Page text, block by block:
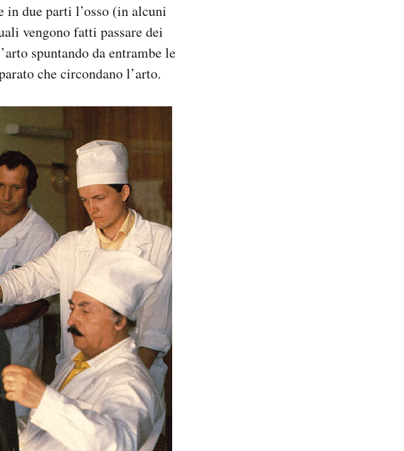
in due parti l’osso (in alcuni
vengono fatti passare dei
spuntando da entrambe le
che circondano l’arto.